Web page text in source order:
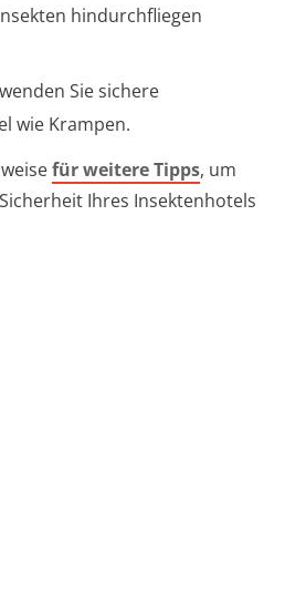
hindurchfliegen
Sie sichere
wie Krampen.
für weitere Tipps, um
Ihres Insektenhotels